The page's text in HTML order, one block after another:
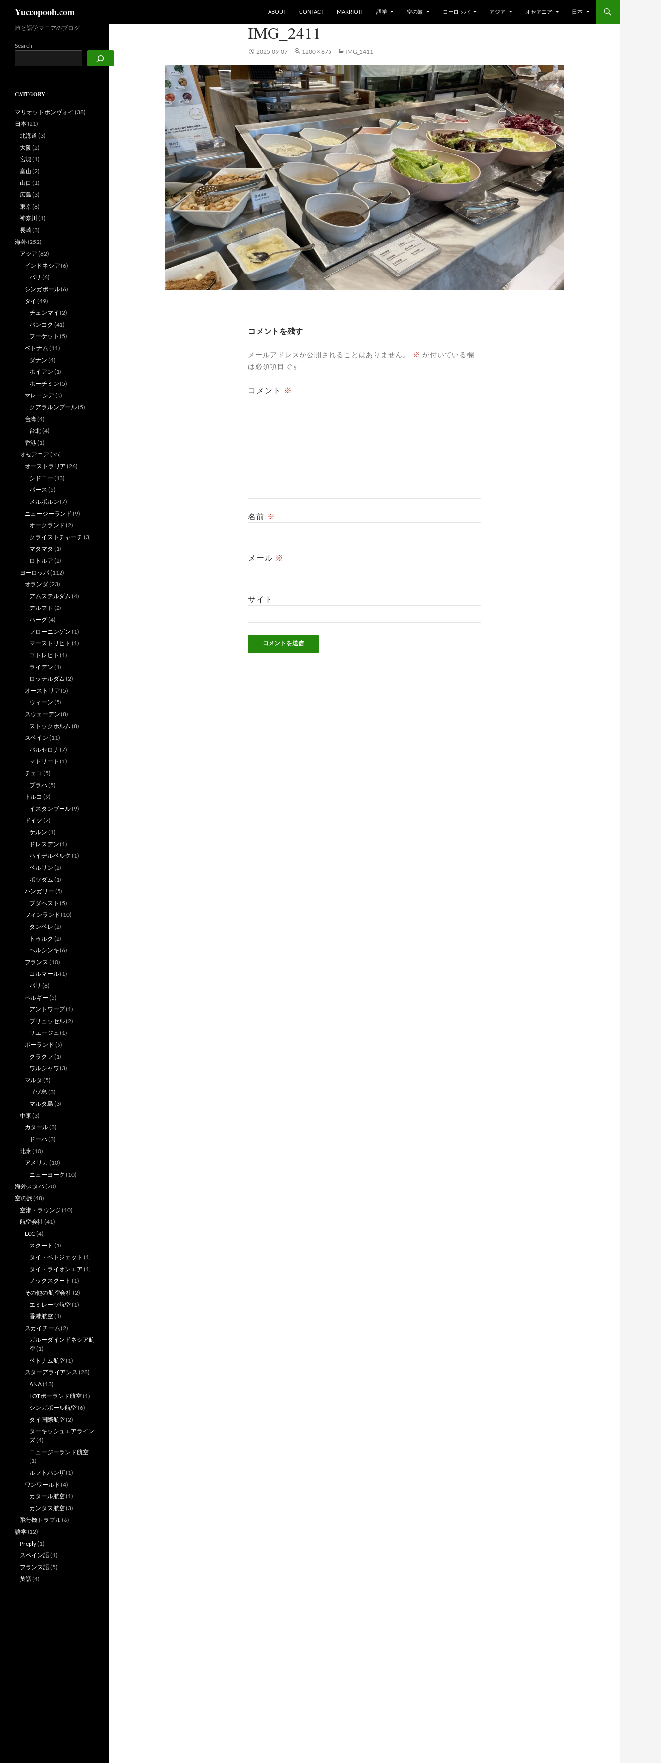
Yuccopooh.com ABOUT CONTACT MARRIOTT 語学 空の旅 ヨーロッパ アジア オセアニア 日本
IMG_2411
2025-09-07 1200 × 675 IMG_2411
コメントを残す
メールアドレスが公開されることはありません。 ※ が付いている欄
は必須項目です
コメント ※
名前 ※
メール ※
サイト
旅と語学マニアのブログ
Search
CATEGORY
マリオットボンヴォイ (38)
日本(21)
北海道 (3)
大阪 (2)
宮城(1)
富山 (2)
山口 (1)
広島 (3)
東京(8)
神奈川 (1)
長崎(3)
海外(252)
アジア (82)
インドネシア (6)
バリ (6)
シンガポール(6)
タイ (49)
チェンマイ (2)
バンコク (41)
プーケット (5)
ベトナム (11)
ダナン (4)
ホイアン (1)
ホーチミン (5)
マレーシア (5)
クアラルンプール(5)
台湾(4)
台北(4)
香港(1)
オセアニア (35)
オーストラリア (26)
シドニー (13)
パース (5)
メルボルン (7)
ニュージーランド (9)
オークランド (2)
クライストチャーチ (3)
マタマタ (1)
ロトルア (2)
ヨーロッパ(112)
オランダ(23)
アムステルダム (4)
デルフト (2)
ハーグ(4)
フローニンゲン (1)
マーストリヒト (1)
ユトレヒト (1)
ライデン (1)
ロッテルダム (2)
オーストリア (5)
ウィーン (5)
スウェーデン (8)
ストックホルム (8)
スペイン (11)
バルセロナ (7)
マドリード (1)
チェコ (5)
プラハ(5)
トルコ (9)
イスタンブール(9)
ドイツ (7)
ケルン (1)
ドレスデン (1)
ハイデルベルク (1)
ベルリン (2)
ポツダム (1)
ハンガリー (5)
ブダペスト (5)
フィンランド (10)
タンペレ (2)
トゥルク (2)
ヘルシンキ (6)
フランス (10)
コルマール(1)
パリ (8)
ベルギー (5)
アントワープ(1)
ブリュッセル(2)
リエージュ (1)
ポーランド (9)
クラクフ (1)
ワルシャワ (3)
マルタ (5)
ゴゾ島 (3)
マルタ島 (3)
中東 (3)
カタール(3)
ドーハ(3)
北米(10)
アメリカ (10)
ニューヨーク (10)
海外スタバ(20)
空の旅(48)
空港・ラウンジ (10)
航空会社 (41)
LCC(4)
スクート (1)
タイ・ベトジェット (1)
タイ・ライオンエア (1)
ノックスクート (1)
その他の航空会社 (2)
エミレーツ航空(1)
香港航空(1)
スカイチーム (2)
ガルーダインドネシア航
空(1)
ベトナム航空(1)
スターアライアンス (28)
ANA(13)
LOTポーランド航空(1)
シンガポール航空(6)
タイ国際航空(2)
ターキッシュエアライン
ズ(4)
ニュージーランド航空
(1)
ルフトハンザ(1)
ワンワールド (4)
カタール航空(1)
カンタス航空(3)
飛行機トラブル(6)
語学(12)
Preply(1)
スペイン語(1)
フランス語(5)
英語(4)